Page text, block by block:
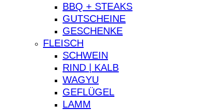
BBQ + STEAKS
GUTSCHEINE
GESCHENKE
FLEISCH
SCHWEIN
RIND | KALB
WAGYU
GEFLÜGEL
LAMM